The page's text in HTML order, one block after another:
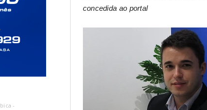
concedida ao portal
-